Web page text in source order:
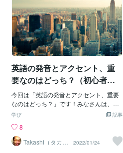
くさん知ろうとしていました。とにかく
学習法の本をたくさん読んで満足してい
る状態でした。いわゆるノウハウコレク
ターでした。今から考えると当然それで
は駄目なのですが、当時の自分は新しい
ょ？たとえば、相手が何か買い物をした
という話をしていて、「○○円（ドルと
か、ポンドとか）だったの…」なんてく
だりになったとき、「え？それだけ？」
という驚きを表すのが「Is that all?」で
す。あるいは、ジーンズを買いに行って
裾上げをしてもらいたいとき、お店の人
に「裾上げはどのくらい時間がかかりま
すか？」と質問して「今ならそれほど混
んでないので、20分くらいでできると思
いますよ」といわれたときの「え？それ
だけですか？」として使えるのが「Is tha
t all?」なんです。シンプルですぐに覚え
せん。「たったそれだけなの？」と驚き
を伝えることができる、便利な表現で
す。相槌の一つのパターンとして覚えて
英語の発音とアクセント、重
要なのはどっち？（初心者向
け）
今回は「英語の発音とアクセント、重要
なのはどっち？」です！みなさんは、英
語・英会話習得において、「発音」と
違いがあり、またこれらは単純に音の問
題ではなく、ボキャビルやリスニングの
基礎などにも深く関わるものだとご存知
記事
学び
8
Takashi（タカ
2022/01/24